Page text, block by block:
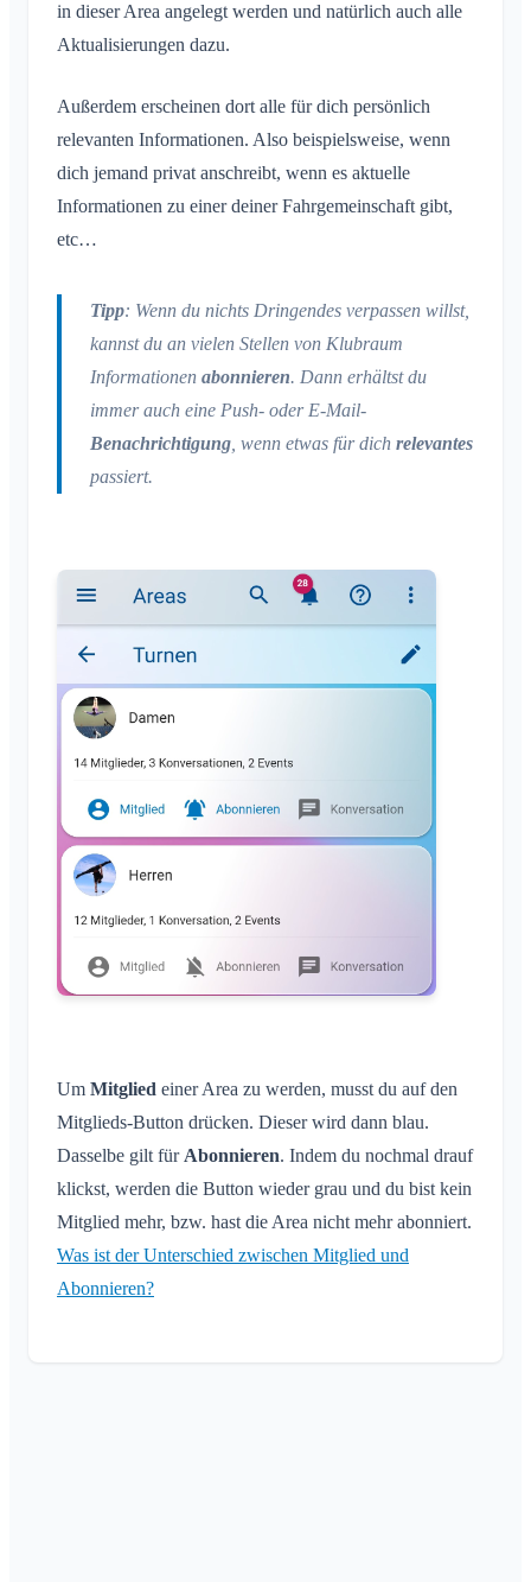
in dieser Area angelegt werden und natürlich auch alle
Aktualisierungen dazu.
Außerdem erscheinen dort alle für dich persönlich
relevanten Informationen. Also beispielsweise, wenn
dich jemand privat anschreibt, wenn es aktuelle
Informationen zu einer deiner Fahrgemeinschaft gibt,
etc…
Tipp: Wenn du nichts Dringendes verpassen willst,
kannst du an vielen Stellen von Klubraum
Informationen abonnieren. Dann erhältst du
immer auch eine Push- oder E-Mail-
Benachrichtigung, wenn etwas für dich relevantes
passiert.
Um Mitglied einer Area zu werden, musst du auf den
Mitglieds-Button drücken. Dieser wird dann blau.
Dasselbe gilt fürAbonnieren. Indem du nochmal drauf
klickst, werden die Button wieder grau und du bist kein
Mitglied mehr, bzw. hast die Area nicht mehr abonniert.
Was ist der Unterschied zwischen Mitglied und
Abonnieren?